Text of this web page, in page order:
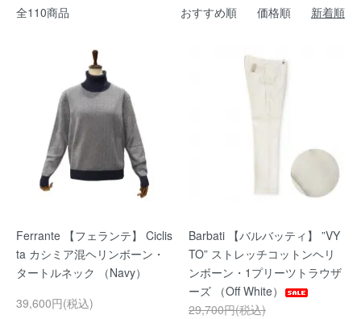
全110商品 おすすめ順 価格順 新着順
Ferrante 【フェランテ】 Ciclis
ta カシミア混ヘリンボーン・
タートルネック （Navy）
39,600円(税込)
Barbati 【バルバッティ】 ”VY
TO” ストレッチコットンヘリ
ンボーン・1プリーツトラウザ
ーズ （Off White）
29,700円(税込)